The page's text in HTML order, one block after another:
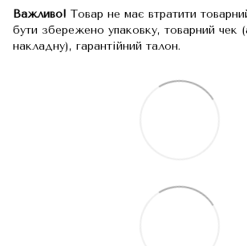
Важливо! Товар не має втратити
бути збережено упаковку, товарний чек
накладну), гарантійний талон.